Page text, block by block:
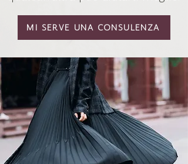
MI SERVE UNA CONSULENZA